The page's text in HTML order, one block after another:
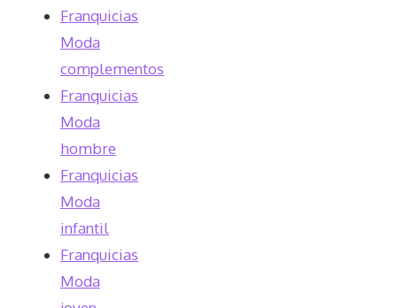
Franquicias
Moda
complementos
Franquicias
Moda
hombre
Franquicias
Moda
infantil
Franquicias
Moda